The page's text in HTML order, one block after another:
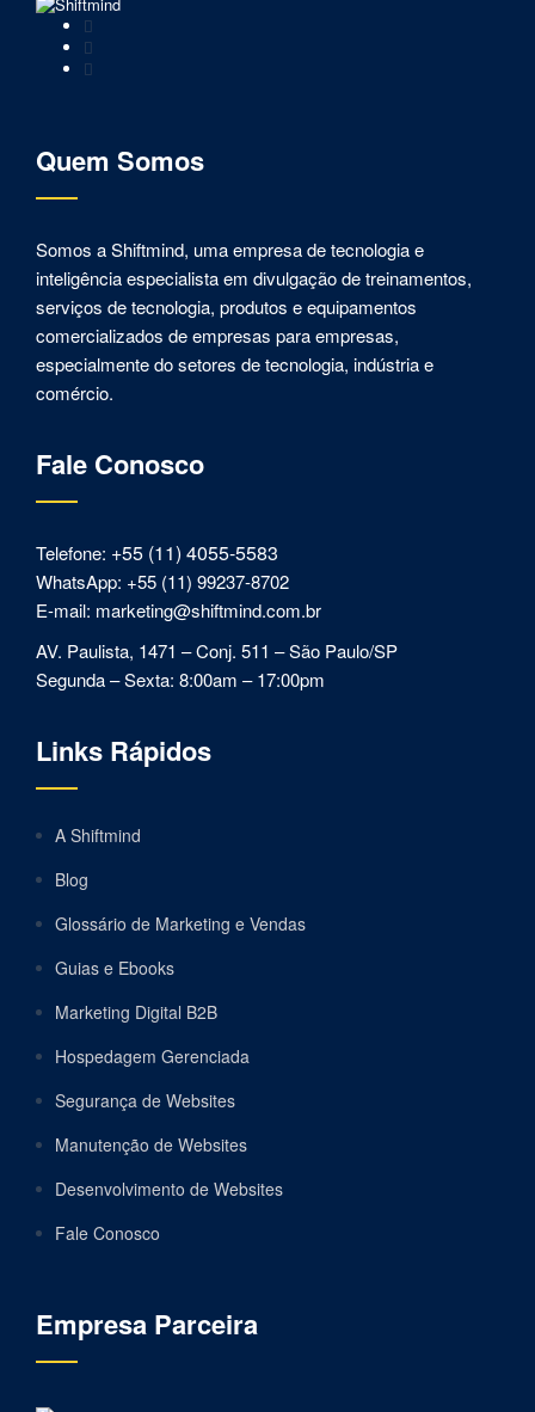
Quem Somos
Somos a Shiftmind, uma empresa de tecnologia e
inteligência especialista em divulgação de treinamentos,
serviços de tecnologia, produtos e equipamentos
comercializados de empresas para empresas,
especialmente do setores de tecnologia, indústria e
comércio.
Fale Conosco
Telefone: +55 (11) 4055-5583
WhatsApp: +55 (11) 99237-8702
E-mail: marketing@shiftmind.com.br
AV. Paulista, 1471 – Conj. 511 – São Paulo/SP
Segunda – Sexta: 8:00am – 17:00pm
Links Rápidos
A Shiftmind
Blog
Glossário de Marketing e Vendas
Guias e Ebooks
Marketing Digital B2B
Hospedagem Gerenciada
Segurança de Websites
Manutenção de Websites
Desenvolvimento de Websites
Fale Conosco
Empresa Parceira